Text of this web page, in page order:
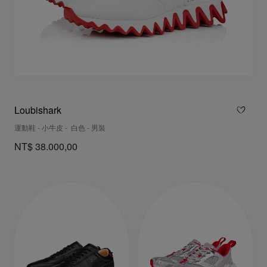
Loubishark
運動鞋 - 小牛皮 - 白色 - 男裝
NT$ 38.000,00